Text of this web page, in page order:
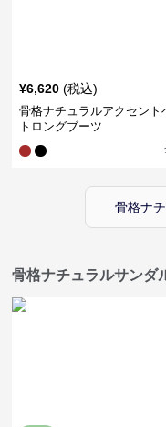
¥6,620 (税込)
骨格ナチュラルアクセント
トロングブーツ
骨格ナ
骨格ナチュラルサンダ